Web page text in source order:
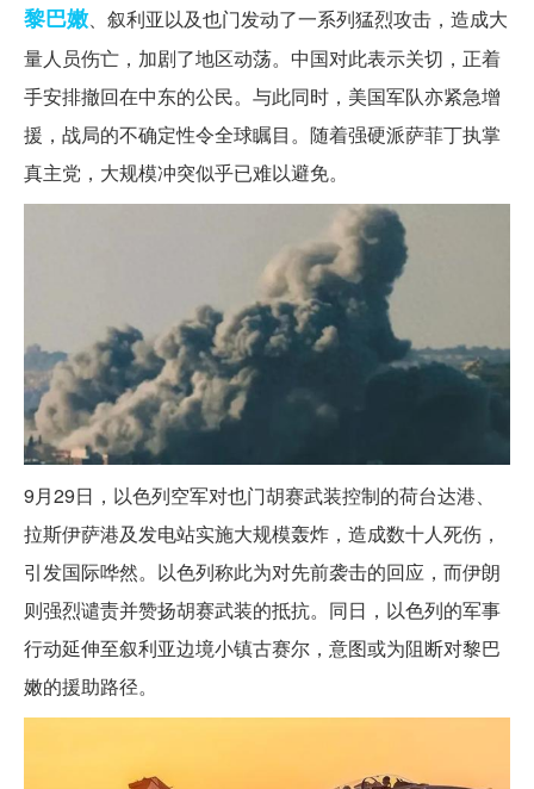
黎巴嫩、叙利亚以及也门发动了一系列猛烈攻击，造成大
量人员伤亡，加剧了地区动荡。中国对此表示关切，正着
手安排撤回在中东的公民。与此同时，美国军队亦紧急增
援，战局的不确定性令全球瞩目。随着强硬派萨菲丁执掌
真主党，大规模冲突似乎已难以避免。
9月29日，以色列空军对也门胡赛武装控制的荷台达港、
拉斯伊萨港及发电站实施大规模轰炸，造成数十人死伤，
引发国际哗然。以色列称此为对先前袭击的回应，而伊朗
则强烈谴责并赞扬胡赛武装的抵抗。同日，以色列的军事
行动延伸至叙利亚边境小镇古赛尔，意图或为阻断对黎巴
嫩的援助路径。